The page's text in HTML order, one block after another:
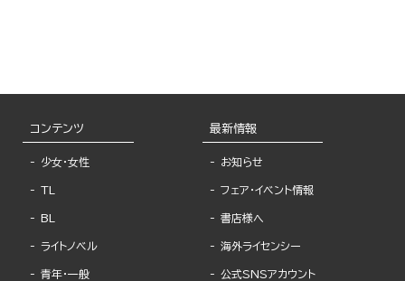
コンテンツ
少女・女性
TL
BL
ライトノベル
青年・一般
最新情報
お知らせ
フェア・イベント情報
書店様へ
海外ライセンシー
公式SNSアカウント